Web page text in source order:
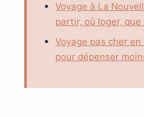
Voyage à La
partir, où loger, que
Voyage pas cher
pour dépenser